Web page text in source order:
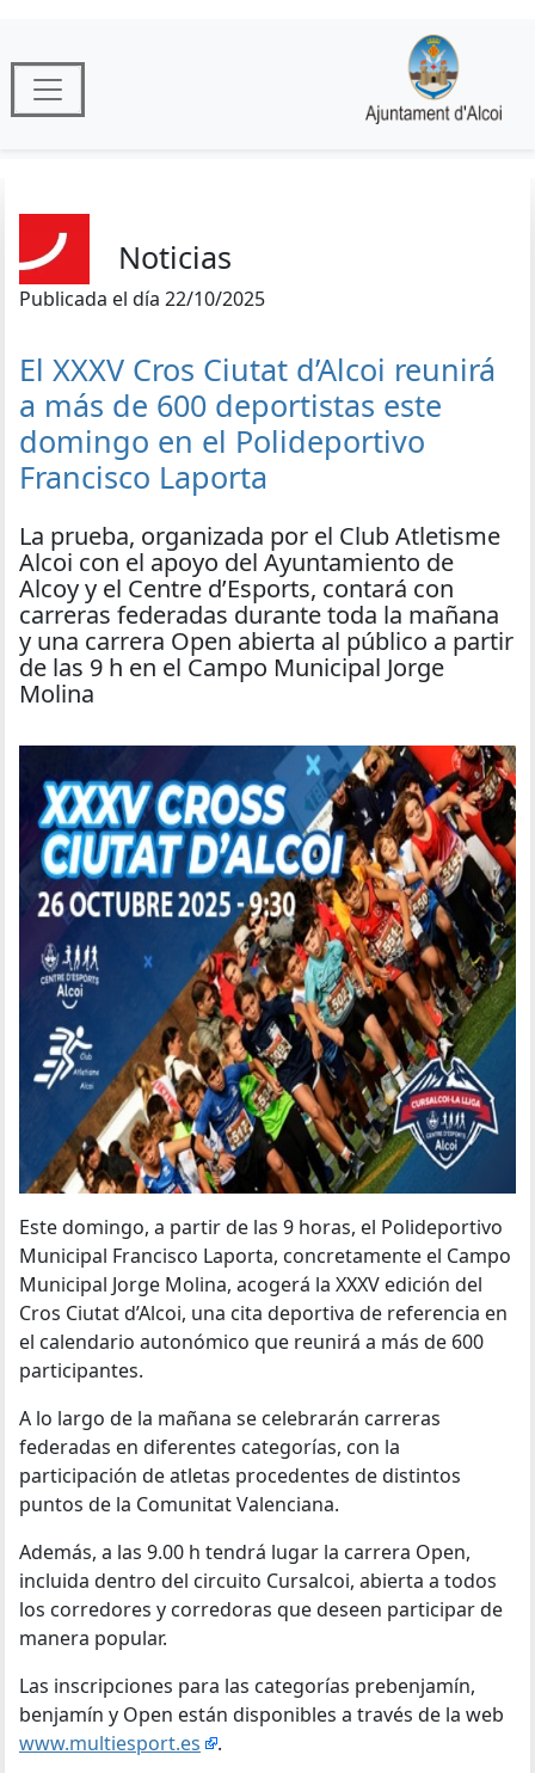
Noticias
Publicada el día 22/10/2025
El XXXV Cros Ciutat d’Alcoi reunirá
a más de 600 deportistas este
domingo en el Polideportivo
Francisco Laporta
La prueba, organizada por el Club Atletisme
Alcoi con el apoyo del Ayuntamiento de
Alcoy y el Centre d’Esports, contará con
carreras federadas durante toda la mañana
y una carrera Open abierta al público a partir
de las 9 h en el Campo Municipal Jorge
Molina
Este domingo, a partir de las 9 horas, el Polideportivo
Municipal Francisco Laporta, concretamente el Campo
Municipal Jorge Molina, acogerá la XXXV edición del
Cros Ciutat d’Alcoi, una cita deportiva de referencia en
el calendario autonómico que reunirá a más de 600
participantes.
A lo largo de la mañana se celebrarán carreras
federadas en diferentes categorías, con la
participación de atletas procedentes de distintos
puntos de la Comunitat Valenciana.
Además, a las 9.00 h tendrá lugar la carrera Open,
incluida dentro del circuito Cursalcoi, abierta a todos
los corredores y corredoras que deseen participar de
manera popular.
Las inscripciones para las categorías prebenjamín,
benjamín y Open están disponibles a través de la web
www.multiesport.es
.